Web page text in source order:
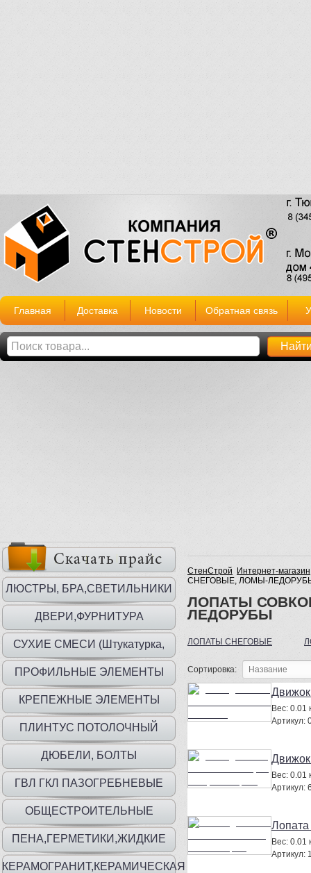
Главная Доставка Новости Обратная связь
ЛЮСТРЫ, БРА,СВЕТИЛЬНИКИ
ДВЕРИ,ФУРНИТУРА
СУХИЕ СМЕСИ (Штукатурка,
шпаклевка, клей)
ПРОФИЛЬНЫЕ ЭЛЕМЕНТЫ
КРЕПЕЖНЫЕ ЭЛЕМЕНТЫ
ПЛИНТУС ПОТОЛОЧНЫЙ
ДЮБЕЛИ, БОЛТЫ
ГВЛ ГКЛ ПАЗОГРЕБНЕВЫЕ
ПЛИТЫ
ОБЩЕСТРОИТЕЛЬНЫЕ
МАТЕРИАЛЫ
ПЕНА,ГЕРМЕТИКИ,ЖИДКИЕ
ГВОЗДИ
КЕРАМОГРАНИТ,КЕРАМИЧЕСКАЯ
СтенСтрой
Интернет-магазин
СНЕГОВЫЕ, ЛОМЫ-
ЛОПАТЫ
ЛЕДОРУБЫ
ЛОПАТЫ СНЕГОВЫЕ
Сортировка:
Движок
Вес: 0.01
Артикул:
Вес: 0.01
Артикул:
Лопата
Вес: 0.01
Артикул: